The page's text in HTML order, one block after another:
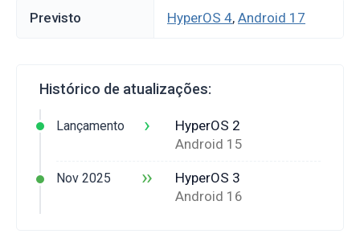
Previsto HyperOS 4, Android 17
Histórico de atualizações:
Lançamento ›
HyperOS 2
Android 15
Nov 2025 ››
HyperOS 3
Android 16